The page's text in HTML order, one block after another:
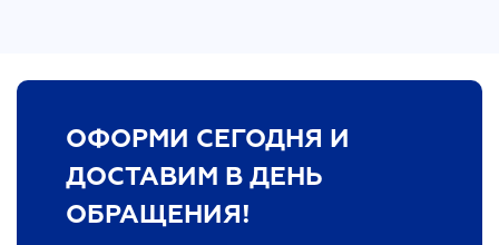
ОФОРМИ СЕГОДНЯ И
ДОСТАВИМ В ДЕНЬ
ОБРАЩЕНИЯ!